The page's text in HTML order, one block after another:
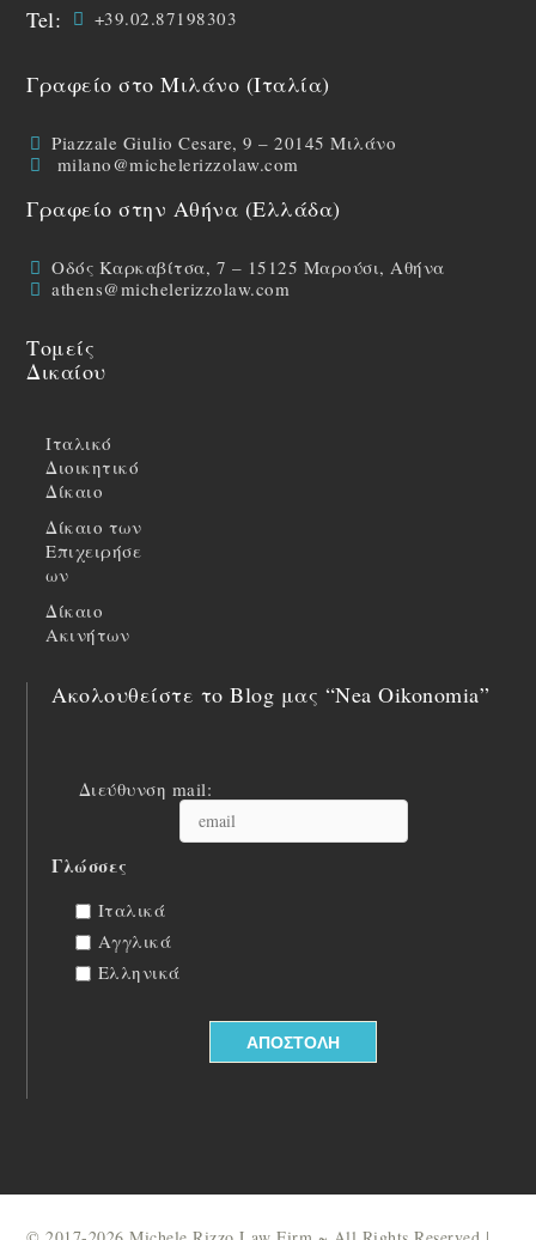
Tel: +39.02.87198303
Γραφείο στο Μιλάνο (Ιταλία)
Piazzale Giulio Cesare, 9 – 20145 Μιλάνο
milano@michelerizzolaw.com
Γραφείο στην Αθήνα (Ελλάδα)
Οδός Καρκαβίτσα, 7 – 15125 Μαρούσι, Αθήνα
athens@michelerizzolaw.com
Τομείς
Δικαίου
Ιταλικό
Διοικητικό
Δίκαιο
Δίκαιο των
Επιχειρήσε
ων
Δίκαιο
Ακινήτων
Ακολουθείστε το Blog μας “Nea Oikonomia”
Διεύθυνση mail:
Γλώσσες
Ιταλικά
Αγγλικά
Ελληνικά